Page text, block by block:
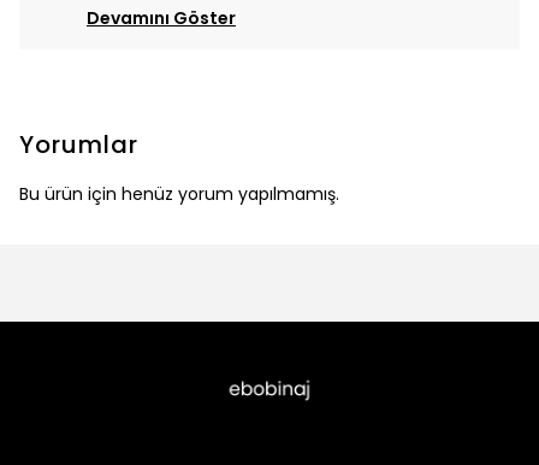
Devamını Göster
Yorumlar
Bu ürün için henüz yorum yapılmamış.